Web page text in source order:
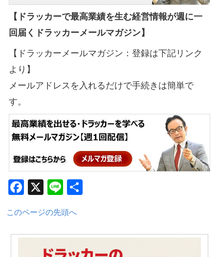
【ドラッカーで最高業績を生む経営情報が週に一
回届くドラッカーメールマガジン】
【ドラッカーメールマガジン：登録は下記リンク
より】
メールアドレスを入れるだけで手続きは簡単で
す。
Facebook
X Line
このページの先頭へ